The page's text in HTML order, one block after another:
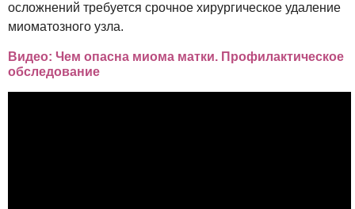
осложнений требуется срочное хирургическое удаление
миоматозного узла.
Видео: Чем опасна миома матки. Профилактическое
обследование